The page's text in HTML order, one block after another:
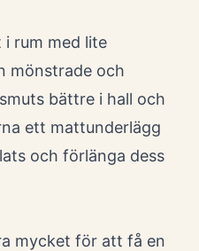
i rum med lite
mönstrade och
bättre i hall och
ett mattunderlägg
och förlänga dess
mycket för att få en